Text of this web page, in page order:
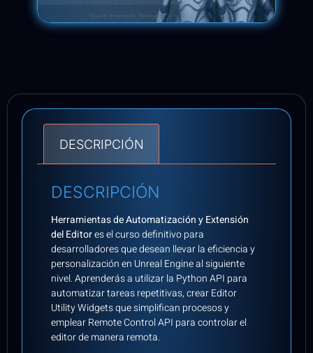
DESCRIPCIÓN
DESCRIPCIÓN
Herramientas de Automatización y Extensión
del Editores el curso definitivo para
desarrolladores que desean llevar la eficiencia y
personalización en Unreal Engine al siguiente
nivel.Aprenderás a utilizar la Python API para
automatizar tareas repetitivas, crear Editor
Utility Widgets que simplifican procesos y
emplear Remote Control API para controlar el
editor de manera remota.